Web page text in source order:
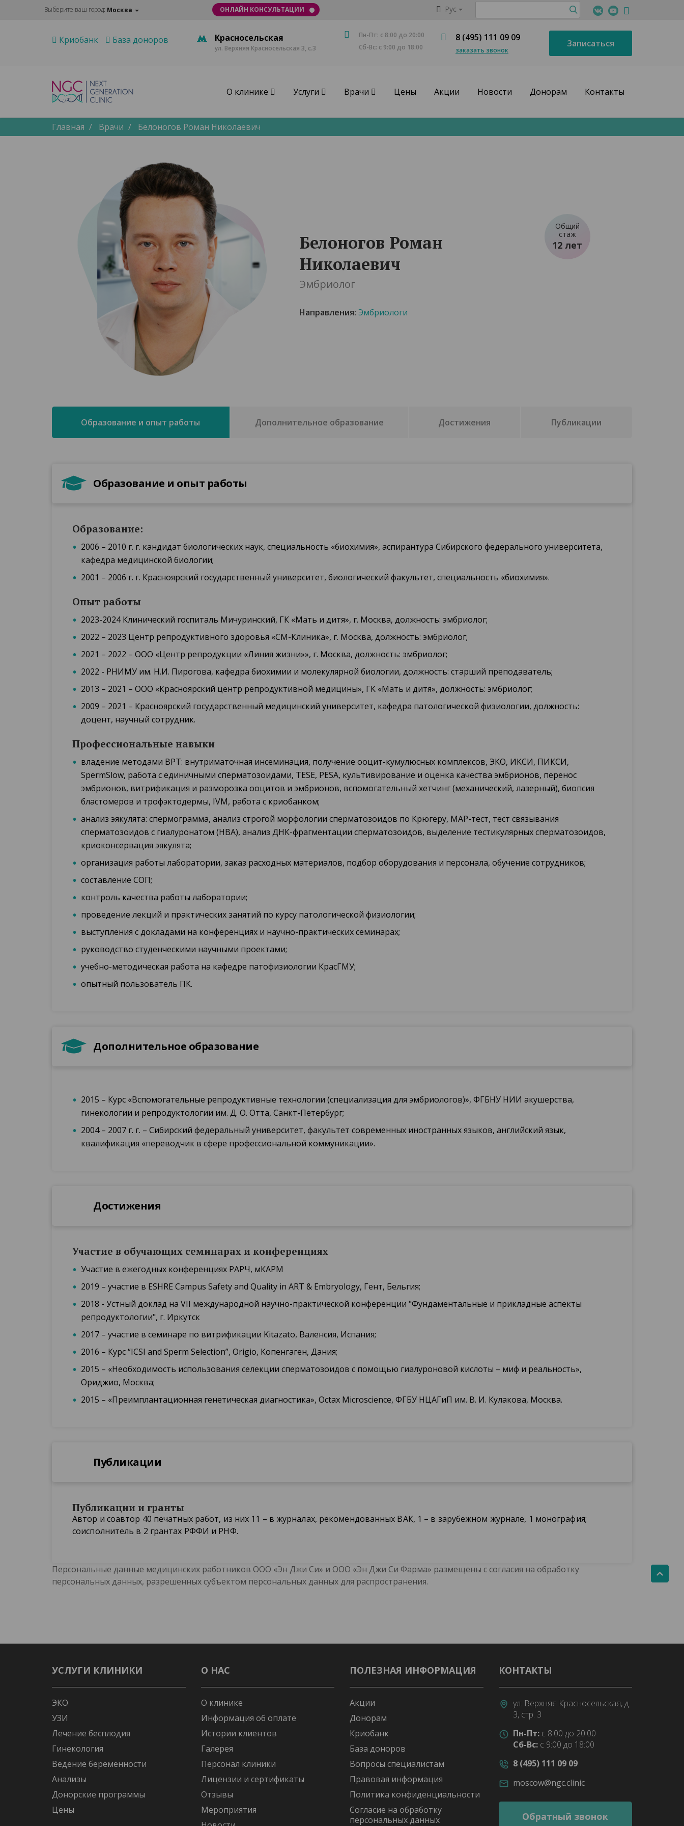
Выберите ваш город: Москва ОНЛАЙН КОНСУЛЬТАЦИИ Рус
Криобанк База доноров Красносельская
ул. Верхняя Красносельская 3, с.3
Пн-Пт: с 8:00 до 20:00
Сб-Вс: с 9:00 до 18:00
8 (495) 111 09 09
заказать звонок
Записаться
О клинике Услуги Врачи Цены Акции Новости Донорам Контакты
Главная Врачи Белоногов Роман Николаевич
Белоногов Роман
Николаевич
Эмбриолог
Общий
стаж
12 лет
Направления: Эмбриологи
Образование и опыт работы Дополнительное образование Достижения Публикации
Образование и опыт работы
Образование:
2006 – 2010 г. г. кандидат биологических наук, специальность «биохимия», аспирантура Сибирского федерального университета,
кафедра медицинской биологии;
2001 – 2006 г. г. Красноярский государственный университет, биологический факультет, специальность «биохимия».
Опыт работы
2023-2024 Клинический госпиталь Мичуринский, ГК «Мать и дитя», г. Москва, должность: эмбриолог;
2022 – 2023 Центр репродуктивного здоровья «СМ-Клиника», г. Москва, должность: эмбриолог;
2021 – 2022 – ООО «Центр репродукции «Линия жизни»», г. Москва, должность: эмбриолог;
2022 - РНИМУ им. Н.И. Пирогова, кафедра биохимии и молекулярной биологии, должность: старший преподаватель;
2013 – 2021 – ООО «Красноярский центр репродуктивной медицины», ГК «Мать и дитя», должность: эмбриолог;
2009 – 2021 – Красноярский государственный медицинский университет, кафедра патологической физиологии, должность:
доцент, научный сотрудник.
Профессиональные навыки
владение методами ВРТ: внутриматочная инсеминация, получение ооцит-кумулюсных комплексов, ЭКО, ИКСИ, ПИКСИ,
SpermSlow, работа с единичными сперматозоидами, TESE, PESA, культивирование и оценка качества эмбрионов, перенос
эмбрионов, витрификация и разморозка ооцитов и эмбрионов, вспомогательный хетчинг (механический, лазерный), биопсия
бластомеров и трофэктодермы, IVM, работа с криобанком;
анализ эякулята: спермограмма, анализ строгой морфологии сперматозоидов по Крюгеру, МАР-тест, тест связывания
сперматозоидов с гиалуронатом (НВА), анализ ДНК-фрагментации сперматозоидов, выделение тестикулярных сперматозоидов,
криоконсервация эякулята;
организация работы лаборатории, заказ расходных материалов, подбор оборудования и персонала, обучение сотрудников;
составление СОП;
контроль качества работы лаборатории;
проведение лекций и практических занятий по курсу патологической физиологии;
выступления с докладами на конференциях и научно-практических семинарах;
руководство студенческими научными проектами;
учебно-методическая работа на кафедре патофизиологии КрасГМУ;
опытный пользователь ПК.
Дополнительное образование
2015 – Курс «Вспомогательные репродуктивные технологии (специализация для эмбриологов)», ФГБНУ НИИ акушерства,
гинекологии и репродуктологии им. Д. О. Отта, Санкт-Петербург;
2004 – 2007 г. г. – Сибирский федеральный университет, факультет современных иностранных языков, английский язык,
квалификация «переводчик в сфере профессиональной коммуникации».
Достижения
Участие в обучающих семинарах и конференциях
Участие в ежегодных конференциях РАРЧ, мКАРМ
2019 – участие в ESHRE Campus Safety and Quality in ART & Embryology, Гент, Бельгия;
2018 - Устный доклад на VII международной научно-практической конференции "Фундаментальные и прикладные аспекты
репродуктологии", г. Иркутск
2017 – участие в семинаре по витрификации Kitazato, Валенсия, Испания;
2016 – Курс “ICSI and Sperm Selection”, Origio, Копенгаген, Дания;
2015 – «Необходимость использования селекции сперматозоидов с помощью гиалуроновой кислоты – миф и реальность»,
Ориджио, Москва;
2015 – «Преимплантационная генетическая диагностика», Octax Microscience, ФГБУ НЦАГиП им. В. И. Кулакова, Москва.
Публикации
Публикации и гранты
Автор и соавтор 40 печатных работ, из них 11 – в журналах, рекомендованных ВАК, 1 – в зарубежном журнале, 1 монография;
соисполнитель в 2 грантах РФФИ и РНФ.
Персональные данные медицинских работников ООО «Эн Джи Си» и ООО «Эн Джи Си Фарма» размещены с согласия на обработку
персональных данных, разрешенных субъектом персональных данных для распространения.
УСЛУГИ КЛИНИКИ
ЭКО
УЗИ
Лечение бесплодия
Гинекология
Ведение беременности
Анализы
Донорские программы
Цены
О НАС
О клинике
Информация об оплате
Истории клиентов
Галерея
Персонал клиники
Лицензии и сертификаты
Отзывы
Мероприятия
ПОЛЕЗНАЯ ИНФОРМАЦИЯ
Акции
Донорам
Криобанк
База доноров
Вопросы специалистам
Правовая информация
Политика конфиденциальности
Согласие на обработку
персональных данных
КОНТАКТЫ
ул. Верхняя Красносельская, д.
3, стр. 3
Пн-Пт:с 8:00 до 20:00
Сб-Вс:с 9:00 до 18:00
8 (495) 111 09 09
moscow@ngc.clinic
Обратный звонок